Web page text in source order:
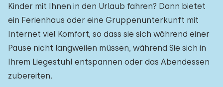
Kinder mit Ihnen in den Urlaub fahren? Dann bietet
ein Ferienhaus oder eine Gruppenunterkunft mit
Internet viel Komfort, so dass sie sich während einer
Pause nicht langweilen müssen, während Sie sich in
Ihrem Liegestuhl entspannen oder das Abendessen
zubereiten.